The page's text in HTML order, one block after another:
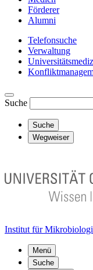
Förderer
Alumni
Telefonsuche
Verwaltung
Suche
Suche
Wegweiser
Institut für
Menü
Suche